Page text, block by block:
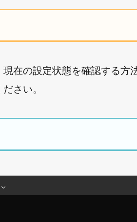
在の設定状態を確認する方
さい。